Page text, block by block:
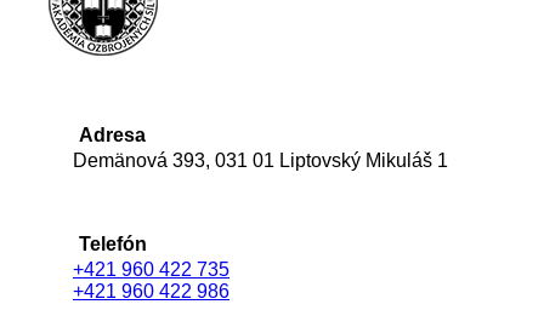
Adresa
Demänová 393, 031 01 Liptovský Mikuláš 1
Telefón
+421 960 422 735
+421 960 422 986